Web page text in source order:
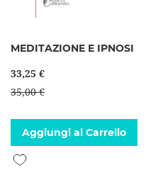
MEDITAZIONE E IPNOSI
33,25 €
35,00 €
Aggiungi al Carrello
Aggiungi alla lista desideri